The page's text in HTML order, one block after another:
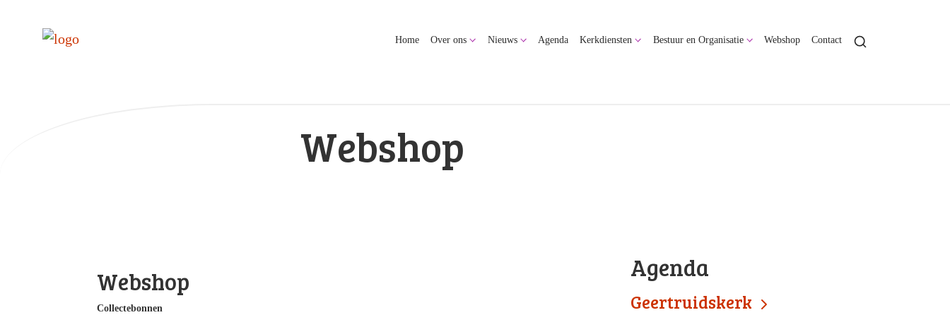
Home Over ons Nieuws Agenda Kerkdiensten Bestuur en Organisatie Webshop Contact
Webshop
Webshop
Collectebonnen
Agenda
Geertruidskerk